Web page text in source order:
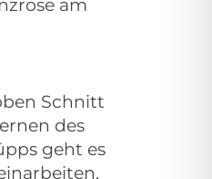
am
Schnitt
des
geht es